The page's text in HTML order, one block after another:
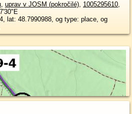
, uprav v JOSM (pokročilé), 1005295610,
lat: 48.7990988, og type: place, og